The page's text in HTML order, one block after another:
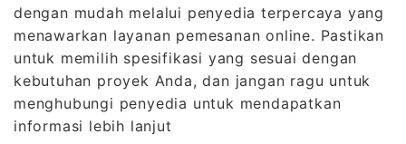
dengan mudah melalui penyedia terpercaya yang
menawarkan layanan pemesanan online. Pastikan
untuk memilih spesifikasi yang sesuai dengan
kebutuhan proyek Anda, dan jangan ragu untuk
menghubungi penyedia untuk mendapatkan
informasi lebih lanjut